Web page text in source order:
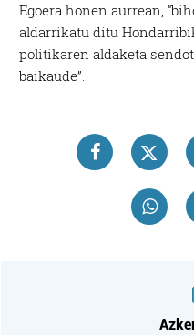
Egoera honen aurrean,
aldarrikatu ditu
politikaren aldaketa
baikaude”.